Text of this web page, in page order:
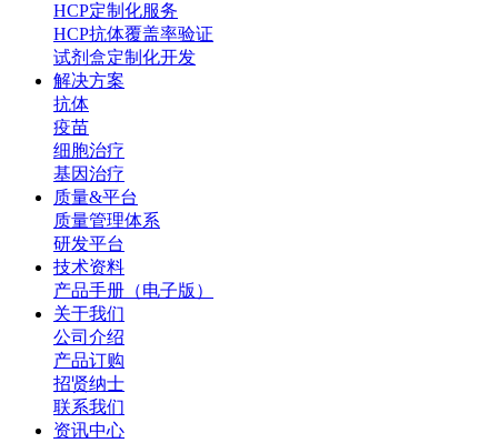
HCP定制化服务
HCP抗体覆盖率验证
试剂盒定制化开发
解决方案
抗体
疫苗
细胞治疗
基因治疗
质量&平台
质量管理体系
研发平台
技术资料
产品手册（电子版）
关于我们
公司介绍
产品订购
招贤纳士
联系我们
资讯中心